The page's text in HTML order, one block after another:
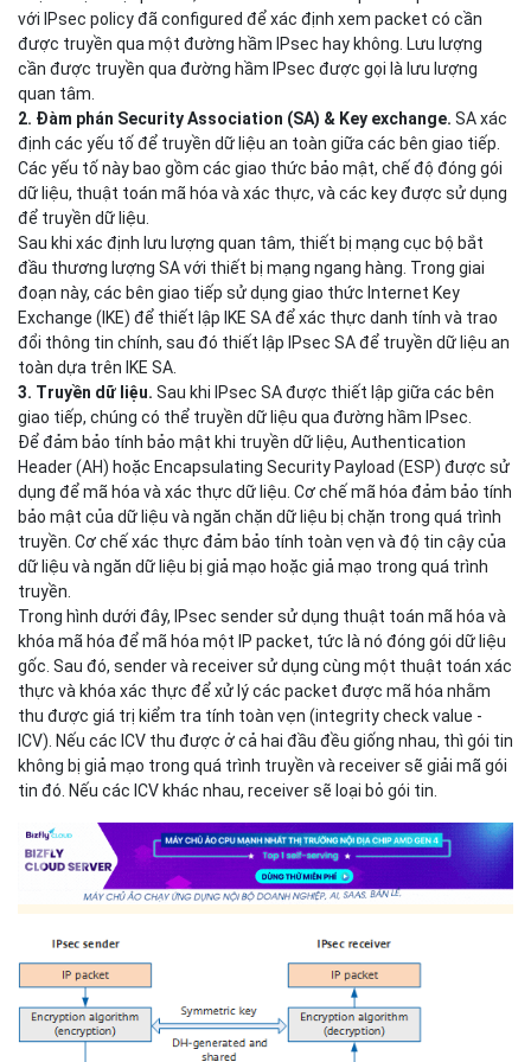
Các gói không được phép sẽ bị loại bỏ và không được trao cho
người nhận.
Cách thức hoạt động của
IPSec
IPsec hoạt động theo 4 giai đoạn:
1. Nhận dạng lưu lượng quan tâm.
nhận được một packet, nó sẽ match với 5-tuple của packet đó
với IPsec policy đã configured để xác định xem packet có cần
được truyền qua một đường hầm IPsec hay không. Lưu lượng
cần được truyền qua đường hầm IPsec được gọi là lưu lượng
quan tâm.
2. Đàm phán Security Association (SA) & Key exchange.
định các yếu tố để truyền dữ liệu an toàn giữa các bên giao tiếp.
Các yếu tố này bao gồm các giao thức bảo mật, chế độ đóng gói
dữ liệu, thuật toán mã hóa và xác thực, và các key được sử dụng
để truyền dữ liệu.
Sau khi xác định lưu lượng quan tâm, thiết bị mạng cục bộ bắt
đầu thương lượng SA với thiết bị mạng ngang hàng. Trong giai
đoạn này, các bên giao tiếp sử dụng giao thức Internet Key
Exchange (IKE) để thiết lập IKE SA để xác thực danh tính và trao
đổi thông tin chính, sau đó thiết lập IPsec SA để truyền dữ liệu an
toàn dựa trên IKE SA.
3. Truyền dữ liệu.Sau khi IPsec SA được thiết lập giữa các bên
giao tiếp, chúng có thể truyền dữ liệu qua đường hầm IPsec.
Để đảm bảo tính bảo mật khi truyền dữ liệu, Authentication
Header (AH) hoặc Encapsulating Security Payload (ESP) được sử
dụng để mã hóa và xác thực dữ liệu. Cơ chế mã hóa đảm bảo tính
bảo mật của dữ liệu và ngăn chặn dữ liệu bị chặn trong quá trình
truyền. Cơ chế xác thực đảm bảo tính toàn vẹn và độ tin cậy của
dữ liệu và ngăn dữ liệu bị giả mạo hoặc giả mạo trong quá trình
truyền.
Trong hình dưới đây, IPsec sender sử dụng thuật toán mã hóa và
khóa mã hóa để mã hóa một IP packet, tức là nó đóng gói dữ liệu
gốc. Sau đó, sender và receiver sử dụng cùng một thuật toán xác
thực và khóa xác thực để xử lý các packet được mã hóa nhằm
thu được giá trị kiểm tra tính toàn vẹn (integrity check value -
ICV). Nếu các ICV thu được ở cả hai đầu đều giống nhau, thì gói tin
không bị giả mạo trong quá trình truyền và receiver sẽ giải mã gói
tin đó. Nếu các ICV khác nhau, receiver sẽ loại bỏ gói tin.